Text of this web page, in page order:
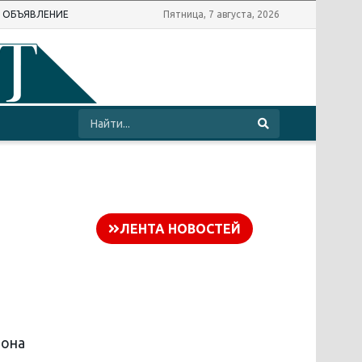
ОБЪЯВЛЕНИЕ Пятница, 7 августа, 2026
ЛЕНТА НОВОСТЕЙ